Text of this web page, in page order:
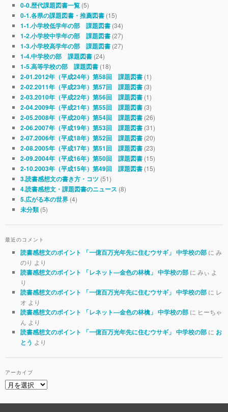
0-0.歴代課題図書一覧(5)
0-1.各県の課題図書・推薦図書(15)
1-1.小学校低学年の部 課題図書(34)
1-2.小学校中学年の部 課題図書(27)
1-3.小学校高学年の部 課題図書(27)
1-4.中学校の部 課題図書(24)
1-5.高等学校の部 課題図書(18)
2-01.2012年（平成24年）第58回 課題図書(1)
2-02.2011年（平成23年）第57回 課題図書(3)
2-03.2010年（平成22年）第56回 課題図書(1)
2-04.2009年（平成21年）第55回 課題図書(3)
2-05.2008年（平成20年）第54回 課題図書(26)
2-06.2007年（平成19年）第53回 課題図書(31)
2-07.2006年（平成18年）第52回 課題図書(20)
2-08.2005年（平成17年）第51回 課題図書(23)
2-09.2004年（平成16年）第50回 課題図書(15)
2-10.2003年（平成15年）第49回 課題図書(15)
3.読書感想文の書き方・コツ (51)
4.読書感想文・課題図書のニュース (8)
5.広がる本の世界(4)
未分類(5)
最近のコメント
読書感想文のポイント 「一億百万光年先に住むウサギ」 中学校の部に み
のり より
読書感想文のポイント 「レネット―金色の林檎」 中学校の部に みぃ よ
り
読書感想文のポイント 「一億百万光年先に住むウサギ」 中学校の部に レ
オ より
読書感想文のポイント 「レネット―金色の林檎」 中学校の部に ヒーちゃ
ん より
読書感想文のポイント 「一億百万光年先に住むウサギ」 中学校の部に お
とう より
アーカイブ